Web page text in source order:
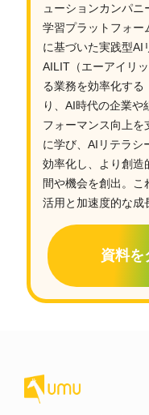
ューションカンパ
学習プラットフォー
に基づいた実践型AI
AILIT（エーアイリ
る業務を効率化する
り、AI時代の企業
フォーマンス向上を
に学び、AIリテラシ
効率化し、より創造
間や機会を創出。
活用と加速度的な成
資料を